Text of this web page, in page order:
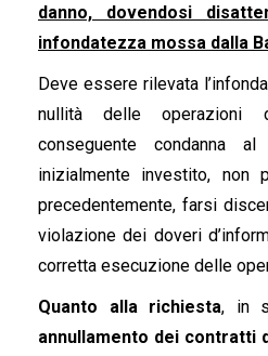
danno, dovendosi
infondatezza mossa dalla
Deve essere rilevata
nullità delle operazioni
conseguente condanna
inizialmente investito, non
precedentemente, farsi
violazione dei doveri
corretta esecuzione delle
Quanto alla richiesta, in
annullamento dei contratti